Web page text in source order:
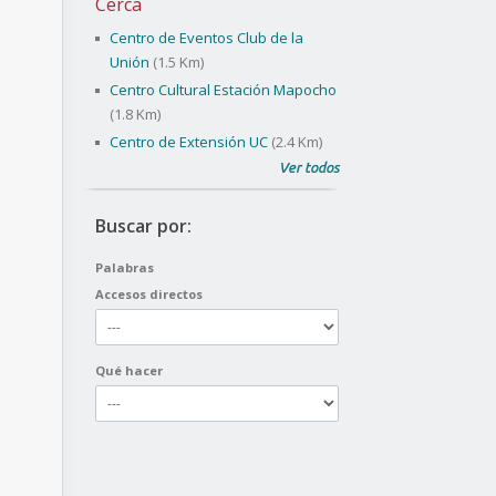
Centro de Eventos Club de la
Unión (1.5 Km)
Centro Cultural Estación Mapocho
(1.8 Km)
Centro de Extensión UC (2.4 Km)
Ver todos
Buscar por:
Palabras
Accesos directos
Qué hacer